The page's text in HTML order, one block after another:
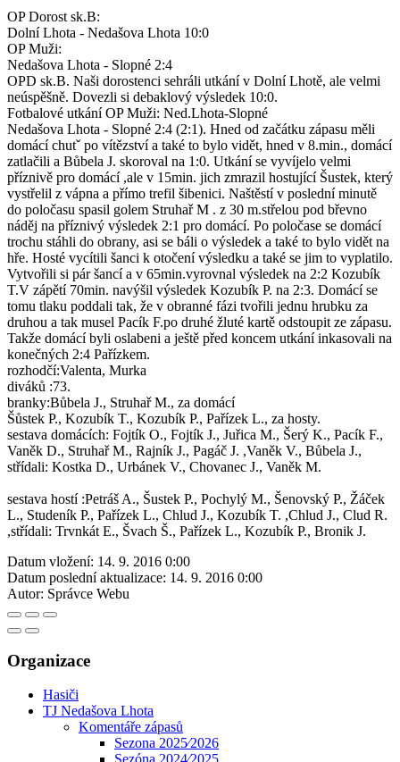
OP Dorost sk.B:
Dolní Lhota - Nedašova Lhota 10:0
OP Muži:
Nedašova Lhota - Slopné 2:4
OPD sk.B. Naši dorostenci sehráli utkání v Dolní Lhotě, ale velmi
neúspěšně. Dovezli si debaklový výsledek 10:0.
Fotbalové utkání OP Muži: Ned.Lhota-Slopné
Nedašova Lhota - Slopné 2:4 (2:1). Hned od začátku zápasu měli
domácí chutˇ po vítězství a také to bylo vidět, hned v 8.min., domácí
zatlačili a Bůbela J. skoroval na 1:0. Utkání se vyvíjelo velmi
příznivě pro domácí ,ale v 15min. jich zmrazil hostující Šustek, který
vystřelil z vápna a přímo trefil šibenici. Naštěstí v poslední minutě
do poločasu spasil golem Struhař M . z 30 m.střelou pod břevno
náděj na příznivý výsledek 2:1 pro domácí. Po poločase se domácí
trochu stáhli do obrany, asi se báli o výsledek a také to bylo vidět na
hře. Hosté vycítili šanci k otočení výsledku a také se jim to vyplatilo.
Vytvořili si pár šancí a v 65min.vyrovnal výsledek na 2:2 Kozubík
T.V zápětí 70min. navýšil výsledek Kozubík P. na 2:3. Domácí se
tomu tlaku poddali tak, že v obranné fázi tvořili jednu hrubku za
druhou a tak musel Pacík F.po druhé žluté kartě odstoupit ze zápasu.
Takže domácí byli oslabeni a ještě před koncem utkání inkasovali na
konečných 2:4 Pařízkem.
rozhodčí:Valenta, Murka
diváků :73.
branky:Bůbela J., Struhař M., za domácí
Šůstek P., Kozubík T., Kozubík P., Pařízek L., za hosty.
sestava domácích: Fojtík O., Fojtík J., Juřica M., Šerý K., Pacík F.,
Vaněk D., Struhař M., Rajník J., Pagáč J. ,Vaněk V., Bůbela J.,
střídali: Kostka D., Urbánek V., Chovanec J., Vaněk M.
sestava hostí :Petráš A., Šustek P., Pochylý M., Šenovský P., Žáček
L., Studeník P., Pařízek L., Chlud J., Kozubík T. ,Chlud J., Clud R.
,střídali: Trvnkát E., Švach Š., Pařízek L., Kozubík P., Bronik J.
Datum vložení: 14. 9. 2016 0:00
Datum poslední aktualizace: 14. 9. 2016 0:00
Autor: Správce Webu
Organizace
Hasiči
TJ Nedašova Lhota
Komentáře zápasů
Sezona 2025⁄2026